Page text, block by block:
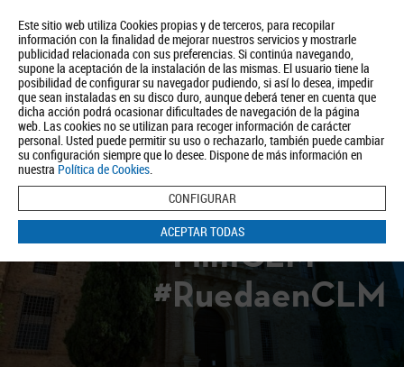
Este sitio web utiliza Cookies propias y de terceros, para recopilar
información con la finalidad de mejorar nuestros servicios y mostrarle
publicidad relacionada con sus preferencias. Si continúa navegando,
supone la aceptación de la instalación de las mismas. El usuario tiene la
posibilidad de configurar su navegador pudiendo, si así lo desea, impedir
que sean instaladas en su disco duro, aunque deberá tener en cuenta que
dicha acción podrá ocasionar dificultades de navegación de la página
web. Las cookies no se utilizan para recoger información de carácter
personal. Usted puede permitir su uso o rechazarlo, también puede cambiar
su configuración siempre que lo desee. Dispone de más información en
nuestra Política de Cookies.
CONFIGURAR
ACEPTAR TODAS
About us Tourism Política de Privacidad Aviso Legal Política de Cookies
BUSCAR
#FilmCLM
#RuedaenCLM